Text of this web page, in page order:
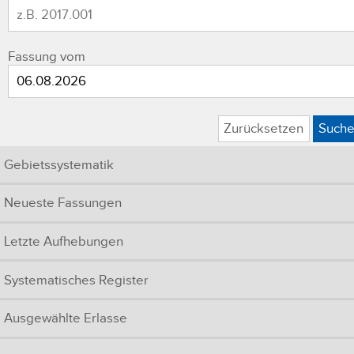
Fassung vom
Zurücksetzen
Gebietssystematik
Neueste Fassungen
Letzte Aufhebungen
Systematisches Register
Ausgewählte Erlasse